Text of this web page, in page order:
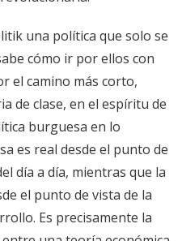
una política que solo se
cómo ir por ellos con
el camino más corto,
de clase, en el espíritu de
burguesa en lo
es real desde el punto de
día a día, mientras que la
el punto de vista de la
Es precisamente la